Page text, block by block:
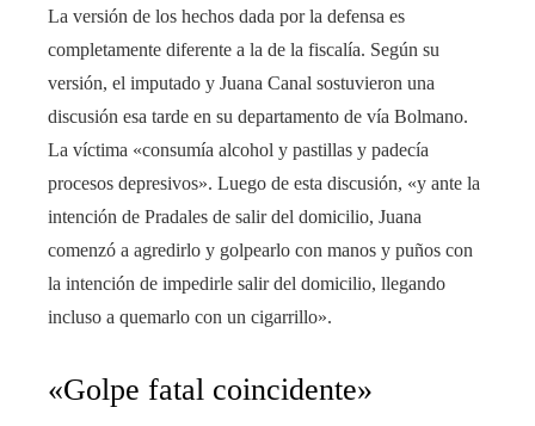
La versión de los hechos dada por la defensa es
completamente diferente a la de la fiscalía. Según su
versión, el imputado y Juana Canal sostuvieron una
discusión esa tarde en su departamento de vía Bolmano.
La víctima «consumía alcohol y pastillas y padecía
procesos depresivos». Luego de esta discusión, «y ante la
intención de Pradales de salir del domicilio, Juana
comenzó a agredirlo y golpearlo con manos y puños con
la intención de impedirle salir del domicilio, llegando
incluso a quemarlo con un cigarrillo».
«Golpe fatal coincidente»